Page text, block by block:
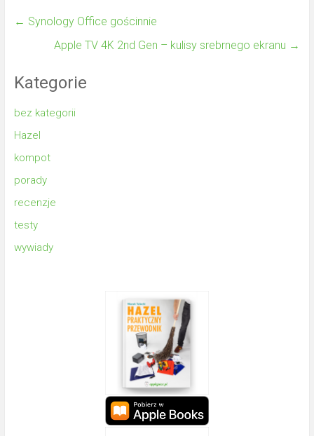
← Synology Office gościnnie
Apple TV 4K 2nd Gen – kulisy srebrnego ekranu →
Kategorie
bez kategorii
Hazel
kompot
porady
recenzje
testy
wywiady